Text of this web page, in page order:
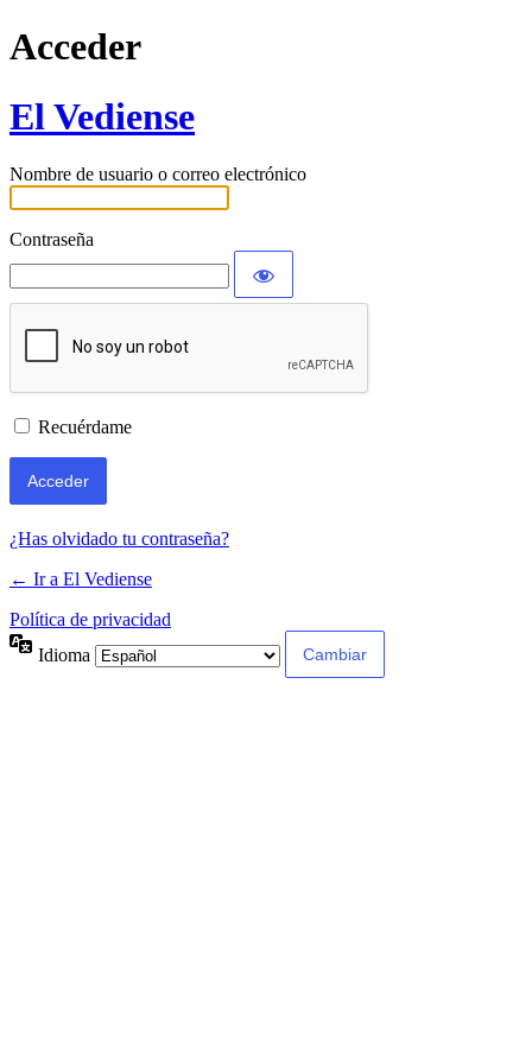
Acceder
El Vediense
Nombre de usuario o correo electrónico
Contraseña
Recuérdame
¿Has olvidado tu contraseña?
← Ir a El Vediense
Política de privacidad
Idioma